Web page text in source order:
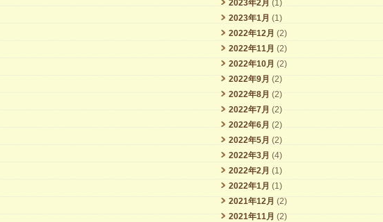
2023年2月 (1)
2023年1月 (1)
2022年12月 (2)
2022年11月 (2)
2022年10月 (2)
2022年9月 (2)
2022年8月 (2)
2022年7月 (2)
2022年6月 (2)
2022年5月 (2)
2022年3月 (4)
2022年2月 (1)
2022年1月 (1)
2021年12月 (2)
2021年11月 (2)